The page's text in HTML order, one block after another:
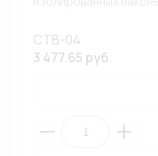
СТВ-04
3 477.65 руб.